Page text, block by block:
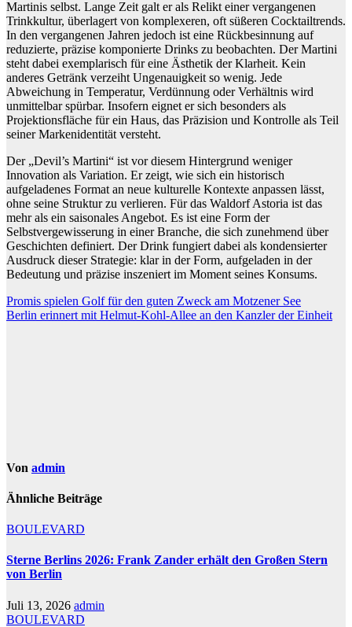
Martinis selbst. Lange Zeit galt er als Relikt einer vergangenen
Trinkkultur, überlagert von komplexeren, oft süßeren Cocktailtrends.
In den vergangenen Jahren jedoch ist eine Rückbesinnung auf
reduzierte, präzise komponierte Drinks zu beobachten. Der Martini
steht dabei exemplarisch für eine Ästhetik der Klarheit. Kein
anderes Getränk verzeiht Ungenauigkeit so wenig. Jede
Abweichung in Temperatur, Verdünnung oder Verhältnis wird
unmittelbar spürbar. Insofern eignet er sich besonders als
Projektionsfläche für ein Haus, das Präzision und Kontrolle als Teil
seiner Markenidentität versteht.
Der „Devil’s Martini“ ist vor diesem Hintergrund weniger
Innovation als Variation. Er zeigt, wie sich ein historisch
aufgeladenes Format an neue kulturelle Kontexte anpassen lässt,
ohne seine Struktur zu verlieren. Für das Waldorf Astoria ist das
mehr als ein saisonales Angebot. Es ist eine Form der
Selbstvergewisserung in einer Branche, die sich zunehmend über
Geschichten definiert. Der Drink fungiert dabei als kondensierter
Ausdruck dieser Strategie: klar in der Form, aufgeladen in der
Bedeutung und präzise inszeniert im Moment seines Konsums.
Beitragsnavigation
Promis spielen Golf für den guten Zweck am Motzener See
Berlin erinnert mit Helmut-Kohl-Allee an den Kanzler der Einheit
Von admin
Ähnliche Beiträge
BOULEVARD
Sterne Berlins 2026: Frank Zander erhält den Großen Stern
von Berlin
Juli 13, 2026 admin
BOULEVARD